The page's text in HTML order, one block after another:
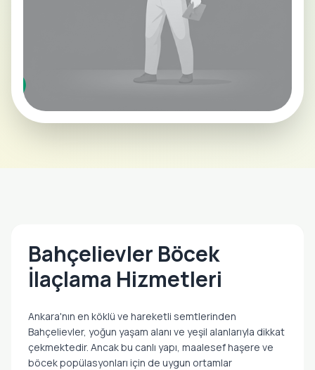
Bahçelievler Böcek
İlaçlama Hizmetleri
Ankara'nın en köklü ve hareketli semtlerinden
Bahçelievler, yoğun yaşam alanı ve yeşil alanlarıyla dikkat
çekmektedir. Ancak bu canlı yapı, maalesef haşere ve
böcek popülasyonları için de uygun ortamlar